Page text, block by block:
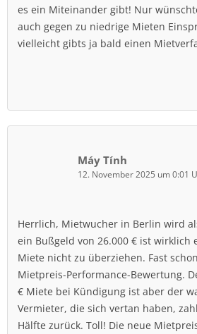
es ein Miteinander gibt! Nur
auch gegen zu niedrige Mieten
vielleicht gibts ja bald einen
Máy Tính
12. November 2025 um 0:01
Herrlich, Mietwucher in Berlin wird
ein Bußgeld von 26.000 € ist wirklich
Miete nicht zu überziehen. Fast
Mietpreis-Performance-Bewertung.
€ Miete bei Kündigung ist aber der
Vermieter, die sich vertan haben,
Hälfte zurück. Toll! Die neue